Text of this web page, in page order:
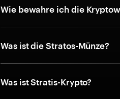
Wie bewahre ich die
Was ist die Stratos-Münze?
Was ist Stratis-Krypto?